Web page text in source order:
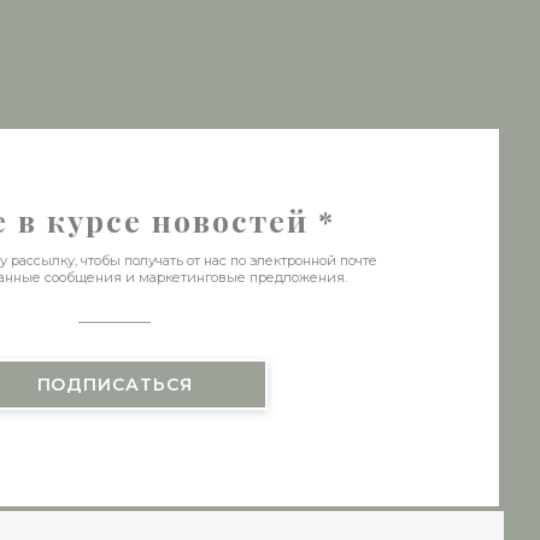
окне))
в новом окне))
в курсе новостей *
чтобы получать от нас по электронной почте
сообщения и маркетинговые предложения.
ПОДПИСАТЬСЯ